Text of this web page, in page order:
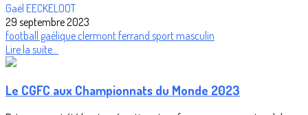
Gaël EECKELOOT
29 septembre 2023
football gaélique clermont ferrand sport masculin
Lire la suite...
Le CGFC aux Championnats du Monde 2023